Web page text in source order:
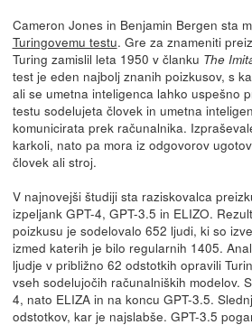
Cameron Jones in Benjamin Bergen sta
Turingovemu testu. Gre za znameniti
Turing zamislil leta 1950 v članku The
test je eden najbolj znanih poizkusov, s
ali se umetna inteligenca lahko uspešno
testu sodelujeta človek in umetna
komunicirata prek računalnika.
karkoli, nato pa mora iz odgovorov
človek ali stroj.
V najnovejši študiji sta raziskovalca
izpeljank GPT-4, GPT-3.5 in ELIZO.
poizkusu je sodelovalo 652 ljudi, ki so
izmed katerih je bilo regularnih 1405.
ljudje v približno 62 odstotkih opravili
vseh sodelujočih računalniških modelov.
4, nato ELIZA in na koncu GPT-3.5.
odstotkov, kar je najslabše. GPT-3.5